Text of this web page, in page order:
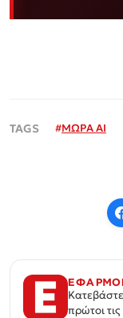
#ΜΩΡΑ AI
πρώτοι